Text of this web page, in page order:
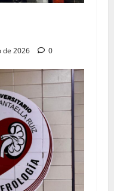
de 2026 0